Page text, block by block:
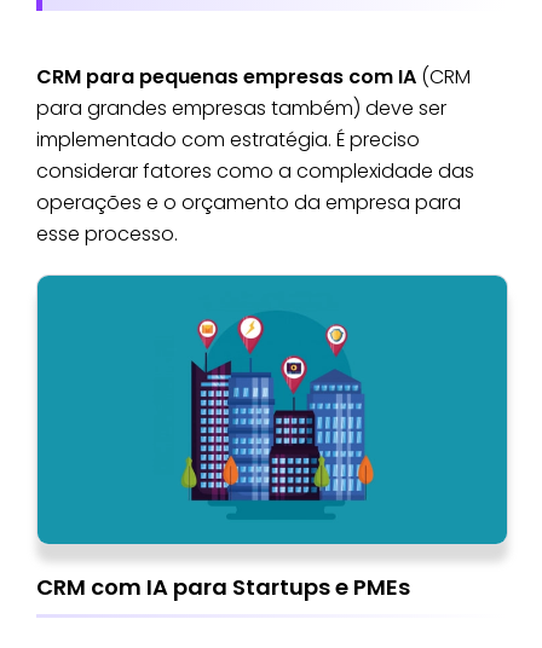
CRM para pequenas empresas com IA (CRM
para grandes empresas também) deve ser
implementado com estratégia. É preciso
considerar fatores como a complexidade das
operações e o orçamento da empresa para
esse processo.
CRM com IA para Startups e PMEs